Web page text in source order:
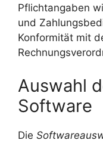
Pflichtangaben
und
Konformität mit
Auswahl
Software
Die